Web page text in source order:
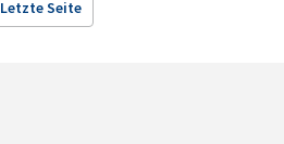
Letzte Seite